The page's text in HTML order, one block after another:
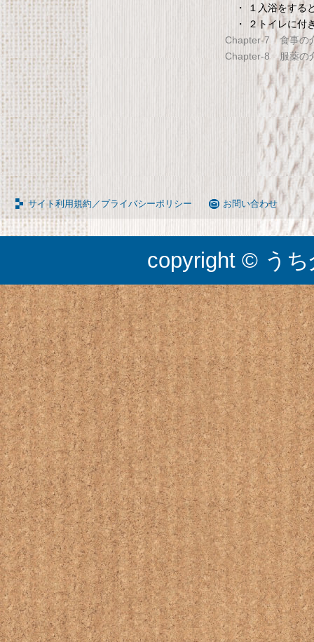
・ １入浴をする
・ ２トイレに付
Chapter-7 食事の
Chapter-8 服薬の
サイト利用規約／プライバシーポリシー お問い合わせ
copyright © う